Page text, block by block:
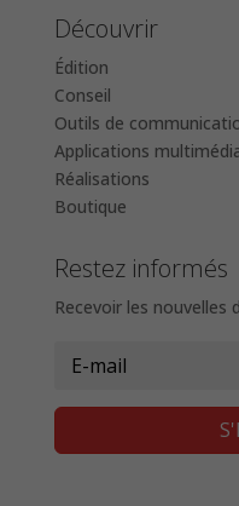
Découvrir
Édition
Conseil
Outils de
Applications
Réalisations
Boutique
Restez informés
Recevoir les